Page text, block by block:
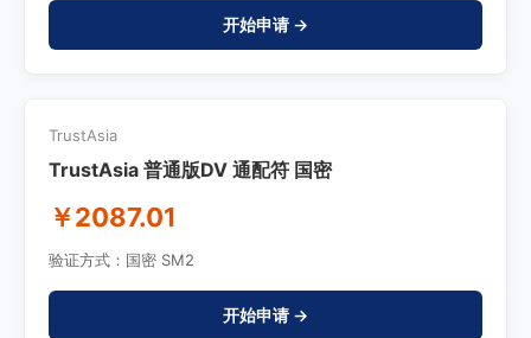
开始申请 →
TrustAsia
TrustAsia 普通版DV 通配符 国密
￥2087.01
验证方式：国密 SM2
开始申请 →